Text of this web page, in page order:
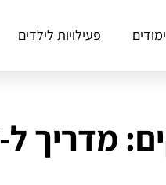
פעילויות לילדים